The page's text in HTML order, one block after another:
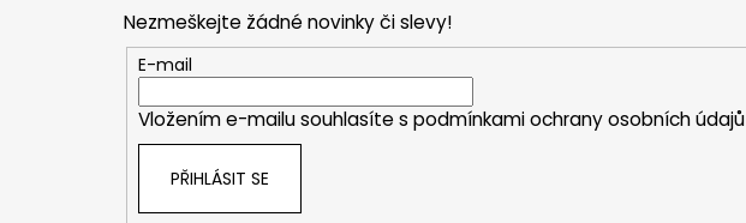
Nezmeškejte žádné novinky či slevy!
E-mail
Vložením e-mailu souhlasíte s podmínkami ochrany osobních údajů
PŘIHLÁSIT SE